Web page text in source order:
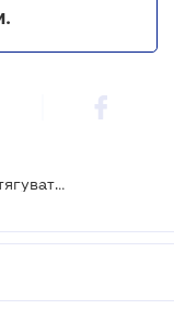
З 1 серпня штрафи за невидачу чеків стягуватимуться у повному розмірі - ДПС